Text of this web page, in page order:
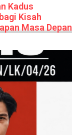
Kadus
Kisah
Masa Depan